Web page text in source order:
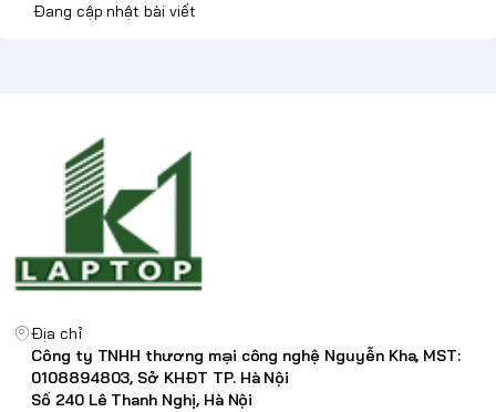
Đang cập nhật bài viết
Địa chỉ
Công ty TNHH thương mại công nghệ Nguyễn Kha, MST:
0108894803, Sở KHĐT TP. Hà Nội
Số 240 Lê Thanh Nghị, Hà Nội